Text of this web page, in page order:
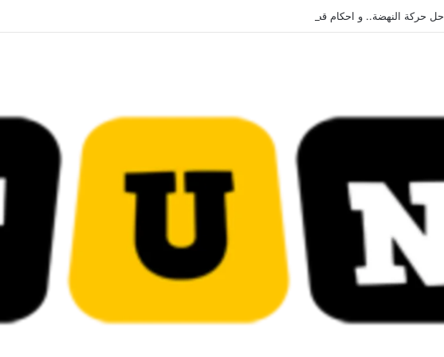
حل حركة النهضة.. و احكام قضائية في قيادات حركة النهضة بألف و400عام سجــن……